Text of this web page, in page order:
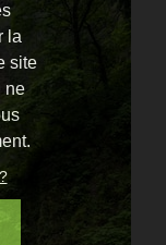
la
site
ne